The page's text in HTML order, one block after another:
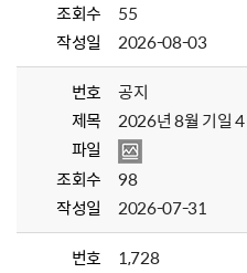
조회수
55
작성일
2026-08-03
번호
공지
제목
2026년 8월 기일
파일
조회수
98
작성일
2026-07-31
번호
1,728